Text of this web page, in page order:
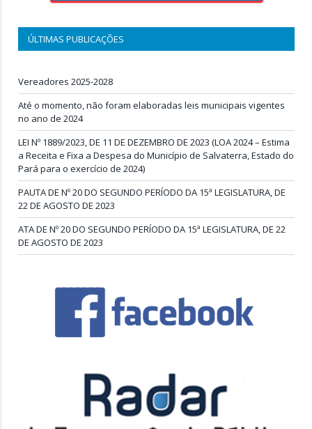
ÚLTIMAS PUBLICAÇÕES
Vereadores 2025-2028
Até o momento, não foram elaboradas leis municipais vigentes
no ano de 2024
LEI Nº 1889/2023, DE 11 DE DEZEMBRO DE 2023 (LOA 2024 – Estima
a Receita e Fixa a Despesa do Município de Salvaterra, Estado do
Pará para o exercício de 2024)
PAUTA DE Nº 20 DO SEGUNDO PERÍODO DA 15ª LEGISLATURA, DE
22 DE AGOSTO DE 2023
ATA DE Nº 20 DO SEGUNDO PERÍODO DA 15ª LEGISLATURA, DE 22
DE AGOSTO DE 2023